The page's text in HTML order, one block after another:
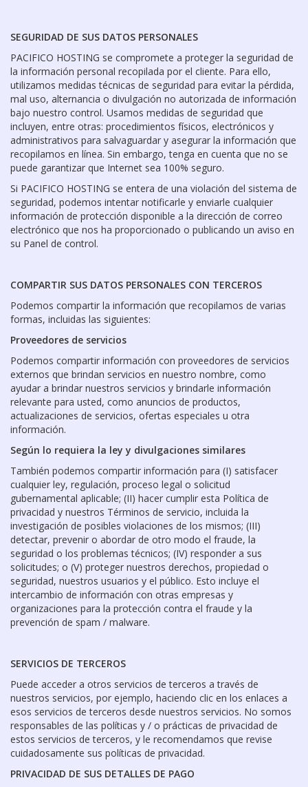
SEGURIDAD DE SUS DATOS PERSONALES
PACIFICO HOSTING se compromete a proteger la seguridad de
la información personal recopilada por el cliente. Para ello,
utilizamos medidas técnicas de seguridad para evitar la pérdida,
mal uso, alternancia o divulgación no autorizada de información
bajo nuestro control. Usamos medidas de seguridad que
incluyen, entre otras: procedimientos físicos, electrónicos y
administrativos para salvaguardar y asegurar la información que
recopilamos en línea. Sin embargo, tenga en cuenta que no se
puede garantizar que Internet sea 100% seguro.
Si PACIFICO HOSTING se entera de una violación del sistema de
seguridad, podemos intentar notificarle y enviarle cualquier
información de protección disponible a la dirección de correo
electrónico que nos ha proporcionado o publicando un aviso en
su Panel de control.
COMPARTIR SUS DATOS PERSONALES CON TERCEROS
Podemos compartir la información que recopilamos de varias
formas, incluidas las siguientes:
Proveedores de servicios
Podemos compartir información con proveedores de servicios
externos que brindan servicios en nuestro nombre, como
ayudar a brindar nuestros servicios y brindarle información
relevante para usted, como anuncios de productos,
actualizaciones de servicios, ofertas especiales u otra
información.
Según lo requiera la ley y divulgaciones similares
También podemos compartir información para (I) satisfacer
cualquier ley, regulación, proceso legal o solicitud
gubernamental aplicable; (II) hacer cumplir esta Política de
privacidad y nuestros Términos de servicio, incluida la
investigación de posibles violaciones de los mismos; (III)
detectar, prevenir o abordar de otro modo el fraude, la
seguridad o los problemas técnicos; (IV) responder a sus
solicitudes; o (V) proteger nuestros derechos, propiedad o
seguridad, nuestros usuarios y el público. Esto incluye el
intercambio de información con otras empresas y
organizaciones para la protección contra el fraude y la
prevención de spam / malware.
SERVICIOS DE TERCEROS
Puede acceder a otros servicios de terceros a través de
nuestros servicios, por ejemplo, haciendo clic en los enlaces a
esos servicios de terceros desde nuestros servicios. No somos
responsables de las políticas y / o prácticas de privacidad de
estos servicios de terceros, y le recomendamos que revise
cuidadosamente sus políticas de privacidad.
PRIVACIDAD DE SUS DETALLES DE PAGO